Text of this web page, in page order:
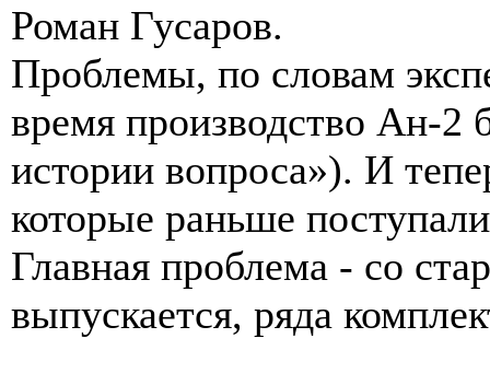
Роман Гусаров.
Проблемы, по словам
время производство Ан-2
истории вопроса»). И
которые раньше
Главная проблема - со
выпускается, ряда